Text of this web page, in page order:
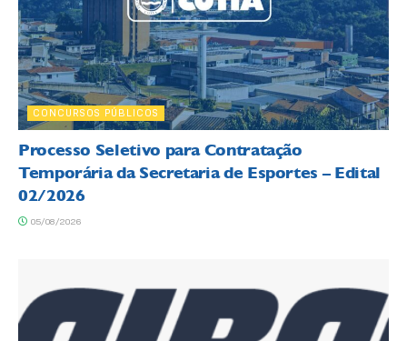
CONCURSOS PÚBLICOS
Processo Seletivo para Contratação
Temporária da Secretaria de Esportes – Edital
02/2026
05/08/2026